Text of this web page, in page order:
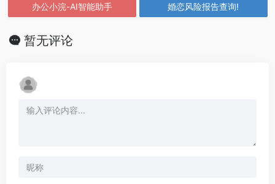
办公小浣-AI智能助手 婚恋风险报告查询!
暂无评论